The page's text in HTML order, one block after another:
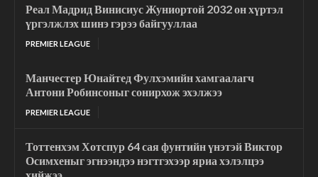
Реал Мадрид Винисиус Жуниортой 2032 он хүртэл
үргэлжлэх шинэ гэрээ байгууллаа
PREMIER LEAGUE
Манчестер Юнайтед Фулхэмийн хамгаалагч
Антони Робинсоныг сонирхож эхэлжээ
PREMIER LEAGUE
Тоттенхэм Хотспур 64 сая фунтийн үнэтэй Виктор
Осимхеныг эгнээндээ нэгтгэхээр яриа хэлэлцээ